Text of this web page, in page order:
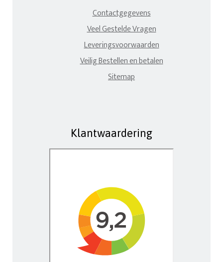
Contactgegevens
Veel Gestelde Vragen
Leveringsvoorwaarden
Veilig Bestellen en betalen
Sitemap
Klantwaardering